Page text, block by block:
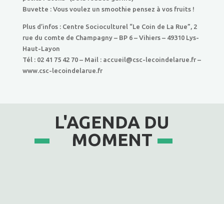
Buvette : Vous voulez un smoothie pensez à vos fruits !
Plus d’infos : Centre Socioculturel “Le Coin de La Rue”, 2
rue du comte de Champagny – BP 6 – Vihiers – 49310 Lys-
Haut-Layon
Tél : 02 41 75 42 70 – Mail : accueil@csc-lecoindelarue.fr –
www.csc-lecoindelarue.fr
L'AGENDA DU
MOMENT